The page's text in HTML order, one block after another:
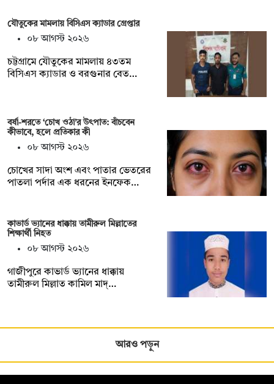
যৌতুকের মামলায় বিসিএস ক্যাডার গ্রেপ্তার
০৮ আগস্ট ২০২৬
চট্টগ্রামে যৌতুকের মামলায় ৪৩তম
বিসিএস ক্যাডার ও বরগুনার বেত…
বর্ষা-শরতে ‘চোখ ওঠা’র উৎপাত: বাঁচবেন
কীভাবে, হলে প্রতিকার কী
০৮ আগস্ট ২০২৬
চোখের সাদা অংশ এবং পাতার ভেতরের
পাতলা পর্দার এক ধরনের ইনফেক…
কাভার্ড ভ্যানের ধাক্কায় তামীরুল মিল্লাতের
শিক্ষার্থী নিহত
০৮ আগস্ট ২০২৬
গাজীপুরে কাভার্ড ভ্যানের ধাক্কায়
তামীরুল মিল্লাত কামিল মাদ্…
আরও পড়ুন